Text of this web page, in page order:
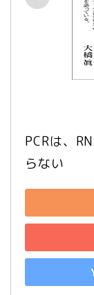
PCRは、
らない